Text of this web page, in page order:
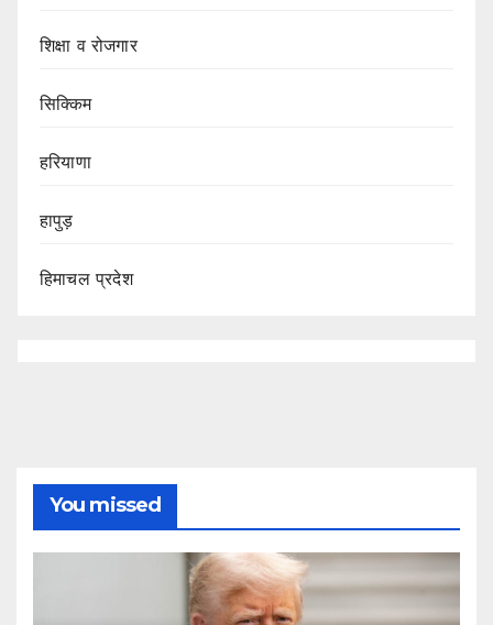
शिक्षा व रोजगार
सिक्किम
हरियाणा
हापुड़
हिमाचल प्रदेश
You missed